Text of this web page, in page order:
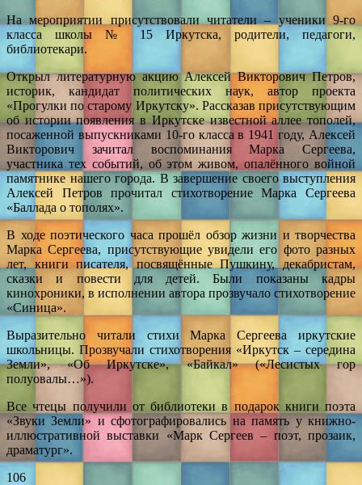
На мероприятии присутствовали читатели – ученики 9-го
класса школы № 15 Иркутска, родители, педагоги,
библиотекари.
Открыл литературную акцию Алексей Викторович Петров,
историк, кандидат политических наук, автор проекта
«Прогулки по старому Иркутску». Рассказав присутствующим
об истории появления в Иркутске известной аллее тополей,
посаженной выпускниками 10-го класса в 1941 году, Алексей
Викторович зачитал воспоминания Марка Сергеева,
участника тех событий, об этом живом, опалённого войной
памятнике нашего города. В завершение своего выступления
Алексей Петров прочитал стихотворение Марка Сергеева
«Баллада о тополях».
В ходе поэтического часа прошёл обзор жизни и творчества
Марка Сергеева, присутствующие увидели его фото разных
лет, книги писателя, посвящённые Пушкину, декабристам,
сказки и повести для детей. Были показаны кадры
кинохроники, в исполнении автора прозвучало стихотворение
«Синица».
Выразительно читали стихи Марка Сергеева иркутские
школьницы. Прозвучали стихотворения «Иркутск – середина
Земли», «Об Иркутске», «Байкал» («Лесистых гор
полуовалы…»).
Все чтецы получили от библиотеки в подарок книги поэта
«Звуки Земли» и сфотографировались на память у книжно-
иллюстративной выставки «Марк Сергеев – поэт, прозаик,
драматург».
106